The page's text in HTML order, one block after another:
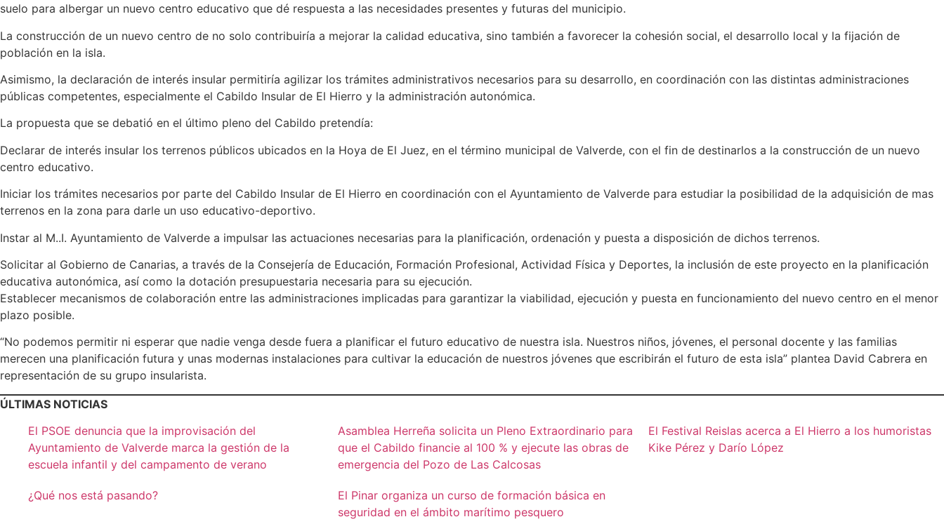
suelo para albergar un nuevo centro educativo que dé respuesta a las necesidades presentes y futuras del municipio.
La construcción de un nuevo centro de no solo contribuiría a mejorar la calidad educativa, sino también a favorecer la cohesión social, el desarrollo local y la fijación de
población en la isla.
Asimismo, la declaración de interés insular permitiría agilizar los trámites administrativos necesarios para su desarrollo, en coordinación con las distintas administraciones
públicas competentes, especialmente el Cabildo Insular de El Hierro y la administración autonómica.
La propuesta que se debatió en el último pleno del Cabildo pretendía:
Declarar de interés insular los terrenos públicos ubicados en la Hoya de El Juez, en el término municipal de Valverde, con el fin de destinarlos a la construcción de un nuevo
centro educativo.
Iniciar los trámites necesarios por parte del Cabildo Insular de El Hierro en coordinación con el Ayuntamiento de Valverde para estudiar la posibilidad de la adquisición de mas
terrenos en la zona para darle un uso educativo-deportivo.
Instar al M..I. Ayuntamiento de Valverde a impulsar las actuaciones necesarias para la planificación, ordenación y puesta a disposición de dichos terrenos.
Solicitar al Gobierno de Canarias, a través de la Consejería de Educación, Formación Profesional, Actividad Física y Deportes, la inclusión de este proyecto en la planificación
educativa autonómica, así como la dotación presupuestaria necesaria para su ejecución.
Establecer mecanismos de colaboración entre las administraciones implicadas para garantizar la viabilidad, ejecución y puesta en funcionamiento del nuevo centro en el menor
plazo posible.
“No podemos permitir ni esperar que nadie venga desde fuera a planificar el futuro educativo de nuestra isla. Nuestros niños, jóvenes, el personal docente y las familias
merecen una planificación futura y unas modernas instalaciones para cultivar la educación de nuestros jóvenes que escribirán el futuro de esta isla” plantea David Cabrera en
representación de su grupo insularista.
ÚLTIMAS NOTICIAS
El PSOE denuncia que la improvisación del
Ayuntamiento de Valverde marca la gestión de la
escuela infantil y del campamento de verano
Asamblea Herreña solicita un Pleno Extraordinario para
que el Cabildo financie al 100 % y ejecute las obras de
emergencia del Pozo de Las Calcosas
El Festival Reislas acerca a El Hierro a los humoristas
Kike Pérez y Darío López
¿Qué nos está pasando?
El Pinar organiza un curso de formación básica en
seguridad en el ámbito marítimo pesquero